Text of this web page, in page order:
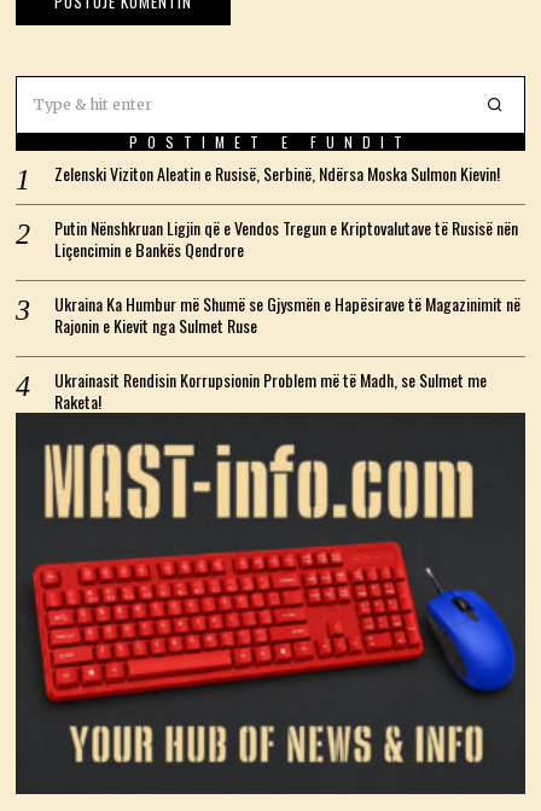
POSTIMET E FUNDIT
Zelenski Viziton Aleatin e Rusisë, Serbinë, Ndërsa Moska Sulmon Kievin!
Putin Nënshkruan Ligjin që e Vendos Tregun e Kriptovalutave të Rusisë nën
Liçencimin e Bankës Qendrore
Ukraina Ka Humbur më Shumë se Gjysmën e Hapësirave të Magazinimit në
Rajonin e Kievit nga Sulmet Ruse
Ukrainasit Rendisin Korrupsionin Problem më të Madh, se Sulmet me
Raketa!